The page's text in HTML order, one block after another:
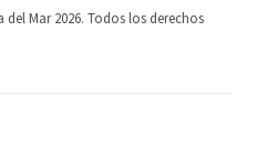
Mar 2026. Todos los derechos